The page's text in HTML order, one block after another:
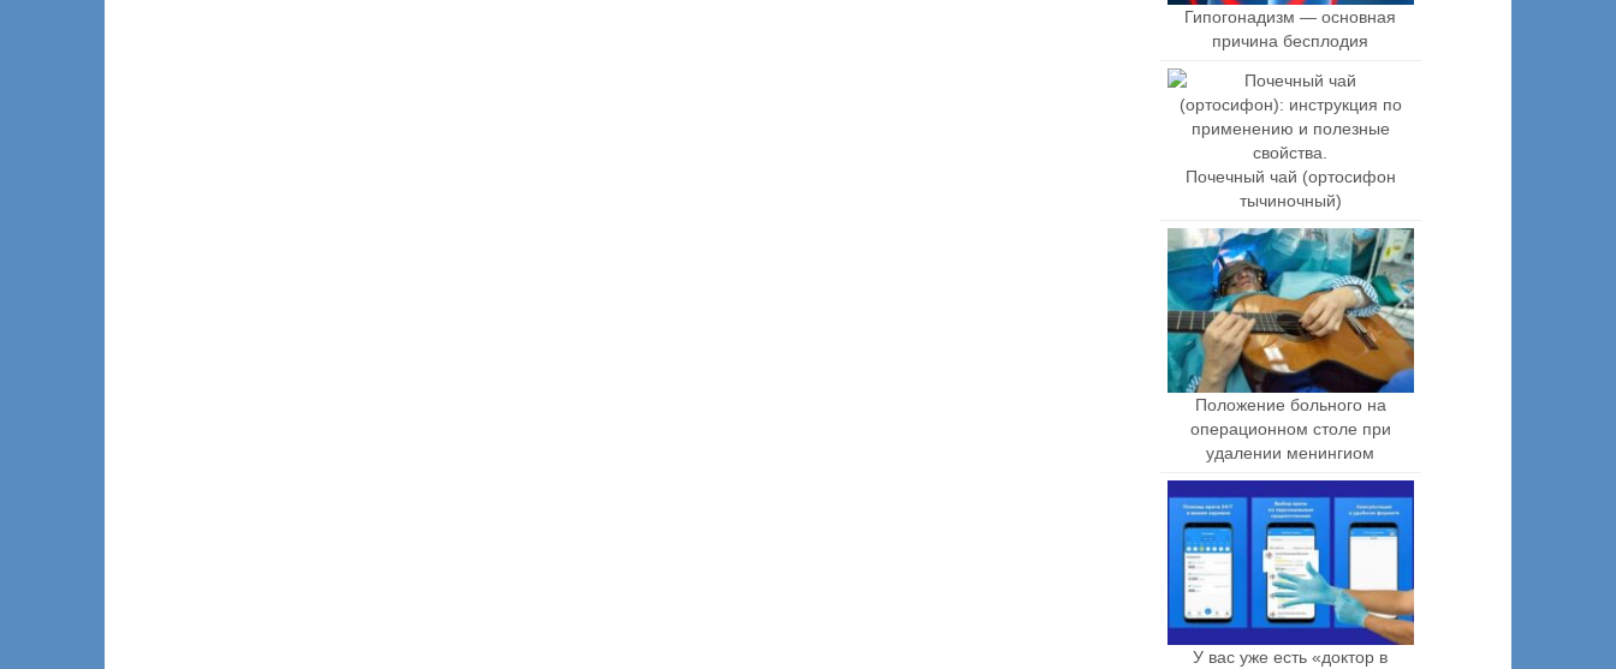
Гипогонадизм — основная
причина бесплодия
Почечный чай (ортосифон
тычиночный)
Положение больного на
операционном столе при
удалении менингиом
У вас уже есть «доктор в